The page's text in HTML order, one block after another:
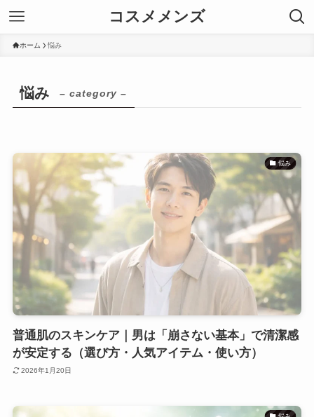
コスメメンズ
ホーム 悩み
悩み – category –
悩み
普通肌のスキンケア｜男は「崩さない基本」で清潔感
が安定する（選び方・人気アイテム・使い方）
2026年1月20日